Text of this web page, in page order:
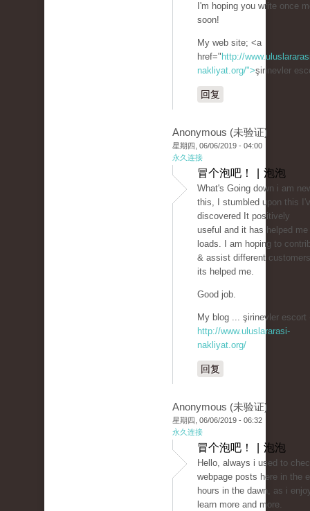
I'm hoping you write once
soon!
My web site; <a
href=" http://
nakliyat.org/">şirinevler
回复
Anonymous (未验证)
星期四, 06/06/2019 - 04:00
永久连接
冒个泡吧！ | 泡泡
What's Going down i am
this, I stumbled upon this
discovered It positively
useful and it has helped me
loads. I am hoping to
& assist different
its helped me.
Good job.
My blog ... şirinevler escort
http://www.uluslararasi-
nakliyat.org/
回复
Anonymous (未验证)
星期四, 06/06/2019 - 06:32
永久连接
冒个泡吧！ | 泡泡
Hello, always i used to
webpage posts here in the
hours in the dawn, as i
learn more and more.